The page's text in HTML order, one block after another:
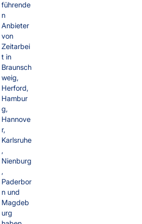
führende
n
Anbieter
von
Zeitarbei
t in
Braunsch
weig,
Herford,
Hambur
g,
Hannove
r,
Karlsruhe
,
Nienburg
,
Paderbor
n und
Magdeb
urg